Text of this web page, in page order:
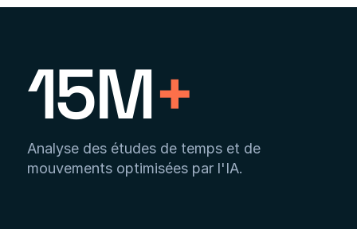
15M+
Analyse des études de temps et de
mouvements optimisées par l'IA.